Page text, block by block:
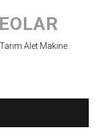
Alet Makine